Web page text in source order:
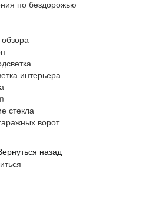
по бездорожью
интерьера
стекла
ворот
назад